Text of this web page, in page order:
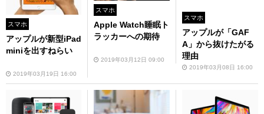
スマホ
アップルが新型iPad
miniを出すねらい
2019年03月19日 16:00
スマホ
Apple Watch睡眠ト
ラッカーへの期待
2019年03月12日 09:00
スマホ
アップルが「GAF
A」から抜けたがる
理由
2019年03月08日 16:00